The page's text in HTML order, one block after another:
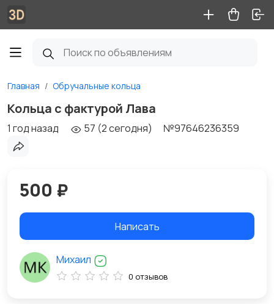
Главная Обручальные кольца
Кольца с фактурой Лава
1 год назад 57 (2 сегодня) №97646236359
500 ₽
Написать
Михаил
0 отзывов